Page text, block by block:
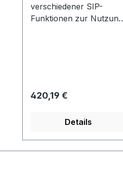
verschiedener SIP-
Funktionen zur Nutzung
Regulärer Preis:
420,19 €
Details